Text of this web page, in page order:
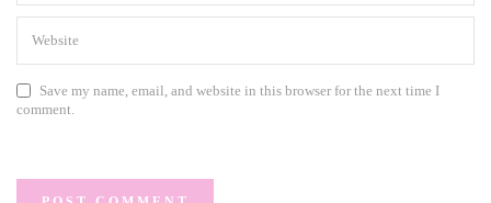
Save my name, email, and website in this browser for the next time I
comment.